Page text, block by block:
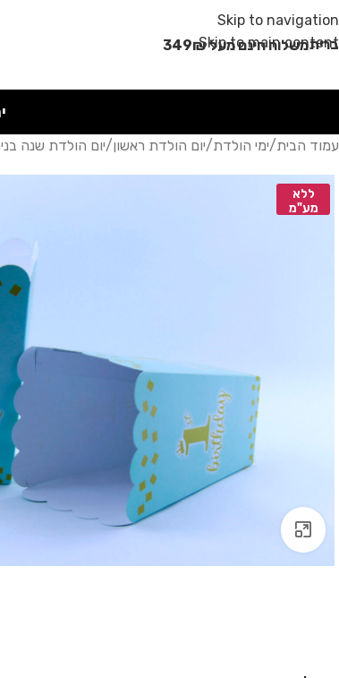
Skip to navigation
Skip to main content
משלוח חינם מעל 349₪
עמוד הבית/ימי הולדת/יום הולדת ראשון/יום הולדת שנה
ללא
מע"מ